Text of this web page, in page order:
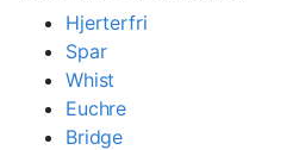
Hjerterfri
Spar
Whist
Euchre
Bridge